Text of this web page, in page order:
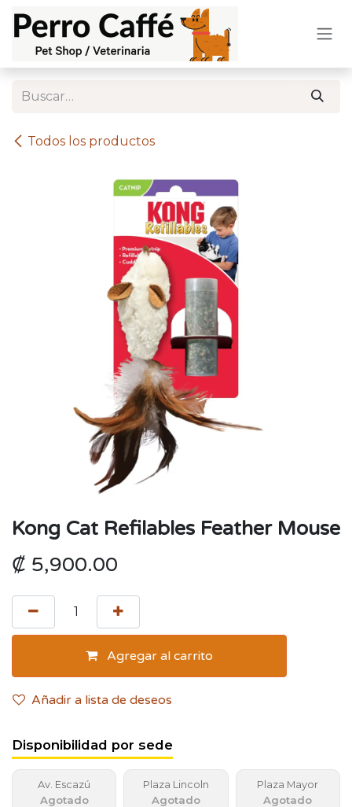
Todos los productos
Kong Cat Refilables Feather Mouse
₡ 5,900.00
Agregar al carrito
Añadir a lista de deseos
Disponibilidad por sede
Av. Escazú
Agotado
Plaza Lincoln
Agotado
Plaza Mayor
Agotado